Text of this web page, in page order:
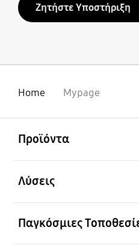
Ζητήστε Υποστήριξη
Home Mypage
Προϊόντα
Λύσεις
Παγκόσμιες